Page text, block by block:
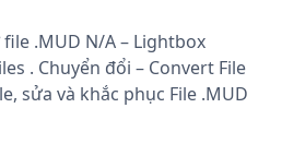
.MUD N/A – Lightbox
. Chuyển đổi – Convert File
sửa và khắc phục File .MUD